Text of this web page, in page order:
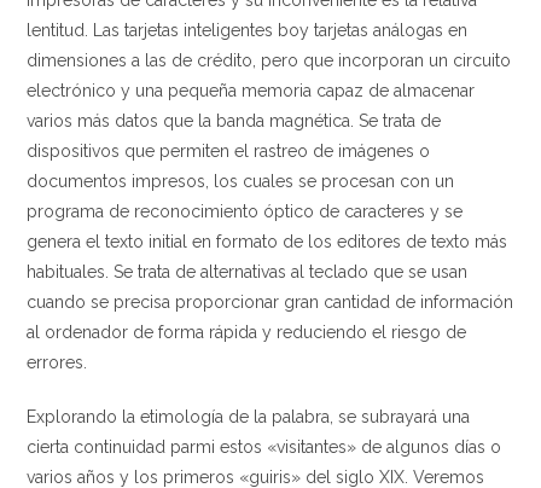
lentitud. Las tarjetas inteligentes boy tarjetas análogas en
dimensiones a las de crédito, pero que incorporan un circuito
electrónico y una pequeña memoria capaz de almacenar
varios más datos que la banda magnética. Se trata de
dispositivos que permiten el rastreo de imágenes o
documentos impresos, los cuales se procesan con un
programa de reconocimiento óptico de caracteres y se
genera el texto initial en formato de los editores de texto más
habituales. Se trata de alternativas al teclado que se usan
cuando se precisa proporcionar gran cantidad de información
al ordenador de forma rápida y reduciendo el riesgo de
errores.
Explorando la etimología de la palabra, se subrayará una
cierta continuidad parmi estos «visitantes» de algunos días o
varios años y los primeros «guiris» del siglo XIX. Veremos